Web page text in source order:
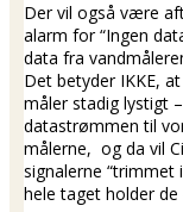
Der vil også være
alarm for “Ingen
data fra
Det betyder IKKE,
måler stadig lystigt
datastrømmen til
målerne, og da vil
signalerne “trimmet
hele taget holder